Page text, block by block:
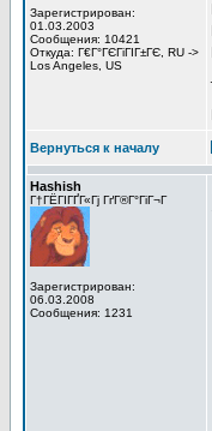
Зарегистрирован:
01.03.2003
Сообщения: 10421
Откуда: Г€Г°ГЄГіГІГ±ГЄ, RU ->
Los Angeles, US
Вернуться к началу
Hashish
Г†ГЁГІГҐГ«Гј ГґГ®Г°ГіГ¬Г
Зарегистрирован:
06.03.2008
Сообщения: 1231